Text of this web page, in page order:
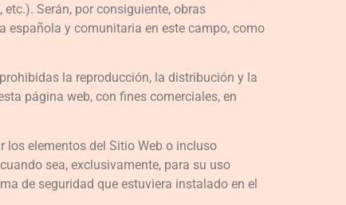
Serán, por consiguiente, obras
española y comunitaria en este campo, como
la reproducción, la distribución y la
página web, con fines comerciales, en
los elementos del Sitio Web o incluso
sea, exclusivamente, para su uso
de seguridad que estuviera instalado en el